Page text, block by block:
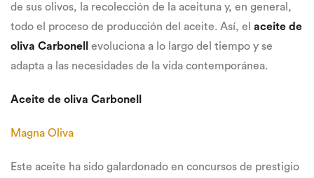
de sus olivos, la recolección de la aceituna y, en general,
todo el proceso de producción del aceite. Así, el aceite de
oliva Carbonell
evoluciona a lo largo del tiempo y se
adapta a las necesidades de la vida contemporánea.
Aceite de oliva Carbonell
Magna Oliva
Este aceite ha sido galardonado en concursos de prestigio